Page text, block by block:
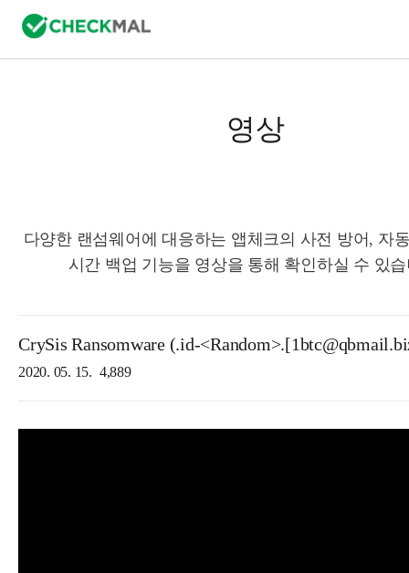
영상
다양한 랜섬웨어에 대응하는 앱체크의 사전 방어, 자
시간 백업 기능을 영상을 통해 확인하실 수 있
CrySis Ransomware (.id-
2020. 05. 15. 4,889